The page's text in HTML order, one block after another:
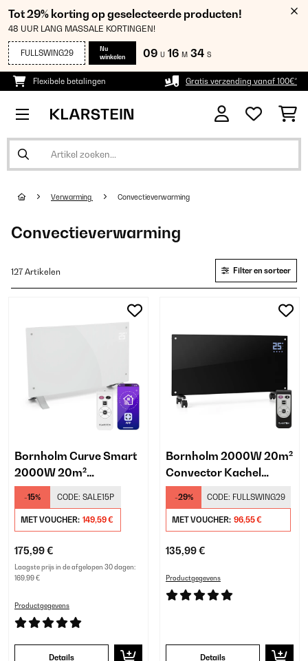
Tot 29% korting op geselecteerde producten!
48 UUR LANG MASSALE KORTINGEN!
FULLSWING29
Nu
winkelen
09 U 16 M 33 S
Flexibele betalingen Gratis verzending vanaf 100€*
Verwarming Convectieverwarming
Convectieverwarming
127 Artikelen Filter en sorteer
Bornholm Curve Smart
2000W 20m²
Convector Kachel Wit
-15% CODE: SALE15P
MET VOUCHER: 149,59 €
175,99 €
Laagste prijs in de afgelopen 30 dagen:
169,99 €
Productgegevens
Details
Bornholm 2000W 20m²
Convector Kachel
Zwart
-29% CODE: FULLSWING29
MET VOUCHER: 96,55 €
135,99 €
Productgegevens
Details